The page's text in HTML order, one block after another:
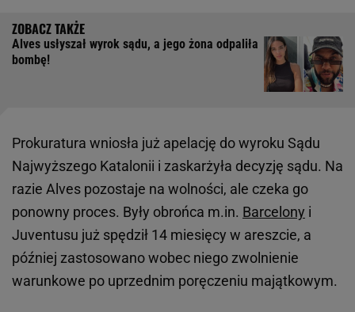
Alves usłyszał wyrok sądu, a jego żona odpaliła
bombę!
Prokuratura wniosła już apelację do wyroku Sądu
Najwyższego Katalonii i zaskarżyła decyzję sądu. Na
razie Alves pozostaje na wolności, ale czeka go
ponowny proces. Były obrońca m.in. Barcelony i
Juventusu już spędził 14 miesięcy w areszcie, a
później zastosowano wobec niego zwolnienie
warunkowe po uprzednim poręczeniu majątkowym.